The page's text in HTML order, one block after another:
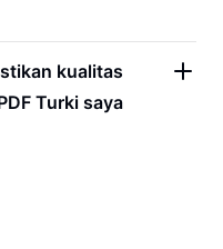
kualitas
Turki saya